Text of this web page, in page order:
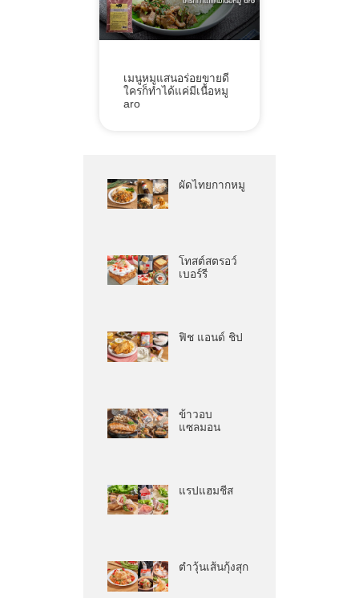
เมนูหมูแสนอร่อยขายดี
ใครก็ทำได้แค่มีเนื้อหมู
aro
ผัดไทยกากหมู
โทสต์สตรอว์
เบอร์รี
ฟิช แอนด์ ชิป
ข้าวอบ
แซลมอน
แรปแฮมชีส
ตำวุ้นเส้นกุ้งสุก